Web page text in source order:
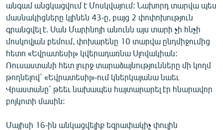
ԱՐԽԻՎ
ՏԵՍԱՆՅՈՒԹԵՐ
ԲԱՆԱՎԵՃ
ՁԳՏԵԼՈՎ ԼԱՎԱԳՈՒՅՆԻՆ
ՓՈԴՔԱՍԹ
Հայերեն
English
անգամ անցկացվում է Մոսկվայում: Նախորդ տարվա պես
մասնակիցները կլինեն 43-ը, բայց 2 փոփոխություն
գրանցվել է. Սան Մարինոյի անունն այս տարի չի հնչի
մոսկովյան բեմում, փոխարենը 10 տարվա ընդմիջումից
հետո «Եվրատեսիլ» կվերադառնա Սլովակիան:
Ռուսաստանի հետ լուրջ տարաձայնությունները մի կողմ
թողնելով` «Եվրատեսիլ»-ում կներկայանա նաեւ
Վրաստանը` թեեւ նախապես հայտարարել էր հնարավոր
բոյկոտի մասին:
Մայիսի 16-ին անկացվելիք եզրափակիչ փուլին